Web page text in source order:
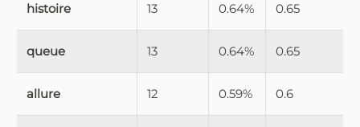
histoire 13 0.64% 0.65
queue 13 0.64% 0.65
allure 12 0.59% 0.6